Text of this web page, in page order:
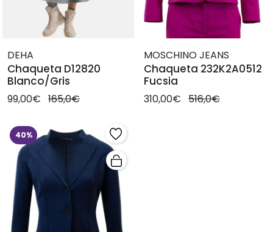
DEHA
Chaqueta D12820
Blanco/Gris
99,00€ 165,0€
MOSCHINO JEANS
Chaqueta 232K2A0512
Fucsia
310,00€ 516,0€
40%